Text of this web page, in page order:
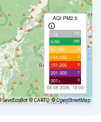
AQI PM2.5
с/д 101
0-50 240
51-100 8
101-150 0
151-200 0
201-300 1
301+ 0
08.08.2026, 19:00
SaveEcoBot © CARTO © OpenStreetMap